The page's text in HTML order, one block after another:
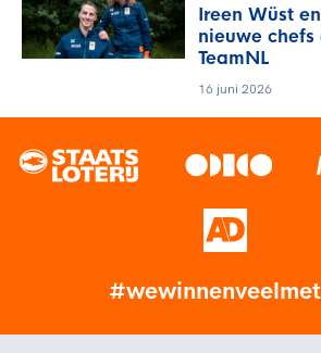
Ireen Wüst
nieuwe chefs
TeamNL
16 juni 2026